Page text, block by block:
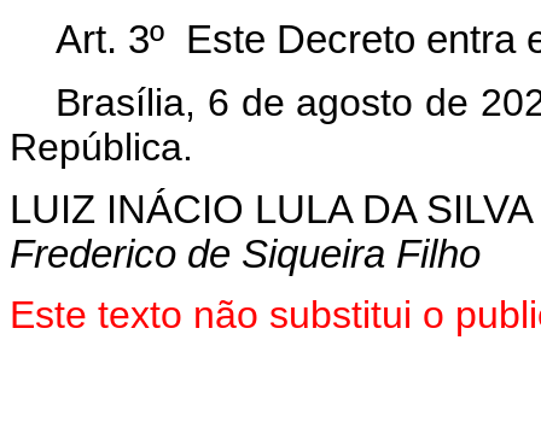
Art. 3º Este Decreto entra
Brasília, 6 de agosto de
República.
LUIZ INÁCIO LULA DA SILVA
Frederico de Siqueira Filho
Este texto não substitui o